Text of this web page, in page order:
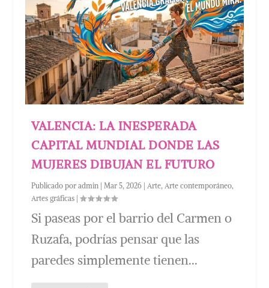
VALENCIA: LA INESPERADA
CAPITAL MUNDIAL DONDE LAS
MUJERES DIBUJAN EL FUTURO
Publicado poradmin |Mar 5, 2026 |Arte,Arte contemporáneo,
Artes gráficas |
Si paseas por el barrio del Carmen o
Ruzafa, podrías pensar que las
paredes simplemente tienen...